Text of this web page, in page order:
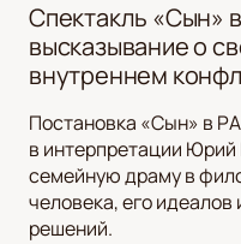
Спектакль «Сын»
высказывание о
внутреннем
Постановка «Сын» в
в интерпретации
семейную драму в
человека, его
решений.